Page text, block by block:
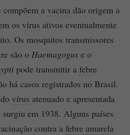
compõem a vacina dão origem a
os vírus ativos eventualmente
Os mosquitos transmissores
são o Haemagogus e o
pode transmitir a febre
há casos registrados no Brasil.
vírus atenuado e apresentada
em 1938. Alguns países
contra a febre amarela